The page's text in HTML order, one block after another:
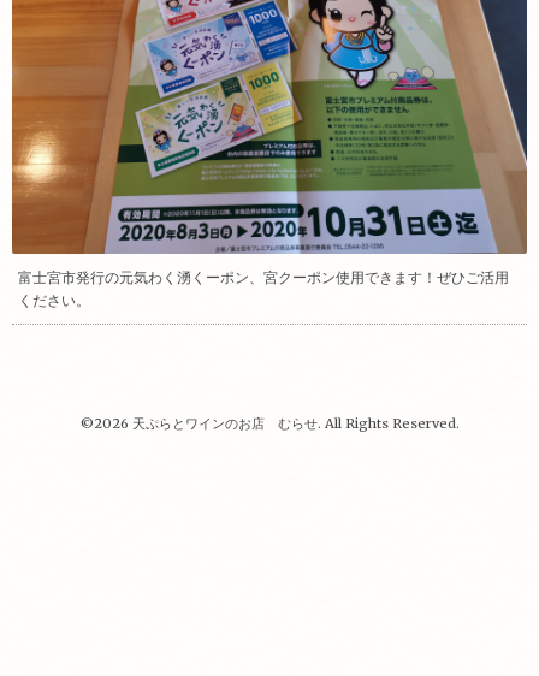
富士宮市発行の元気わく湧くーポン、宮クーポン使用できます！ぜひご活用
ください。
©2026 天ぷらとワインのお店 むらせ. All Rights Reserved.